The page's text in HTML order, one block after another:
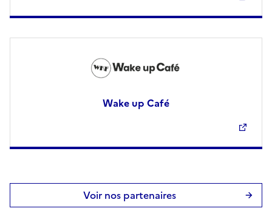
Wake up Café
Voir nos partenaires